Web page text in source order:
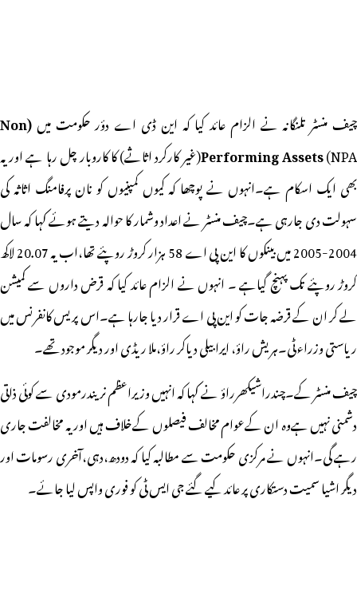
چیف منسٹر تلنگانہ نے الزام عائد کیا کہ این ڈی اے دؤر حکومت میں (Non
Performing Assets(NPA(غیر کارکرد اثاثے) کا کاروبار چل رہا ہے اور یہ
بھی ایک اسکام ہے۔انہوں نے پوچھا کہ کیوں کمپنیوں کو نان پرفامنگ اثاثہ کی
سہولت دی جارہی ہے۔چیف منسٹر نے اعداد وشمار کا حوالہ دیتے ہوئے کہا کہ سال
2004-2005 میں بینکوں کا این پی اے 58 ہزار کروڑ روپئے تھا،اب یہ 20.07 لاکھ
کروڑ روپئے تک پہنچ گیاہے ۔ انہوں نے الزام عائد کیا کہ قرض داروں سے کمیشن
لے کر ان کے قرضہ جات کو این پی اے قرار دیا جارہا ہے۔اس پریس کانفرنس میں
ریاستی وزراء ٹی۔ہریش راؤ، ایرابیلی دیاکر راؤ،ملا ریڈی اور دیگر موجود تھے۔
چیف منسٹر کے۔چندراشیکھرراؤ نے کہا کہ انہیں وزیراعظم نریندرمودی سے کوئی ذاتی
دشمنی نہیں ہےوہ ان کےعوام مخالف فیصلوں کےخلاف ہیں اور یہ مخالفت جاری
رہے گی۔انہوں نے مرکزی حکومت سے مطالبہ کیا کہ دودھ،دہی،آخری رسومات اور
دیگر اشیا سمیت دستکاری پر عائد کیے گئے جی ایس ٹی کو فوری واپس لیا جائے۔